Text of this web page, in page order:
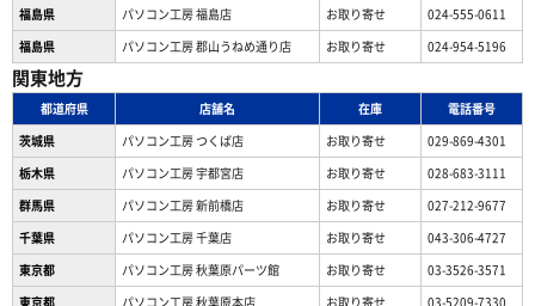
福島県
パソコン工房 福島店 お取り寄せ
024-555-0611
福島県
パソコン工房 郡山うねめ通り店 お取り寄せ 024-954-5196
関東地方
都道府県 店舗名 在庫
電話番号
茨城県
パソコン工房 つくば店 お取り寄せ
029-869-4301
栃木県
パソコン工房 宇都宮店 お取り寄せ
028-683-3111
群馬県
パソコン工房 新前橋店 お取り寄せ
027-212-9677
千葉県
パソコン工房 千葉店 お取り寄せ
043-306-4727
東京都
パソコン工房 秋葉原パーツ館 お取り寄せ
03-3526-3571
東京都
パソコン工房 秋葉原本店 お取り寄せ
03-5209-7330